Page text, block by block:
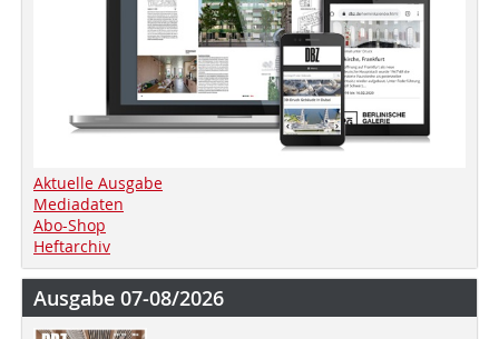
Aktuelle Ausgabe
Mediadaten
Abo-Shop
Heftarchiv
Ausgabe 07-08/2026